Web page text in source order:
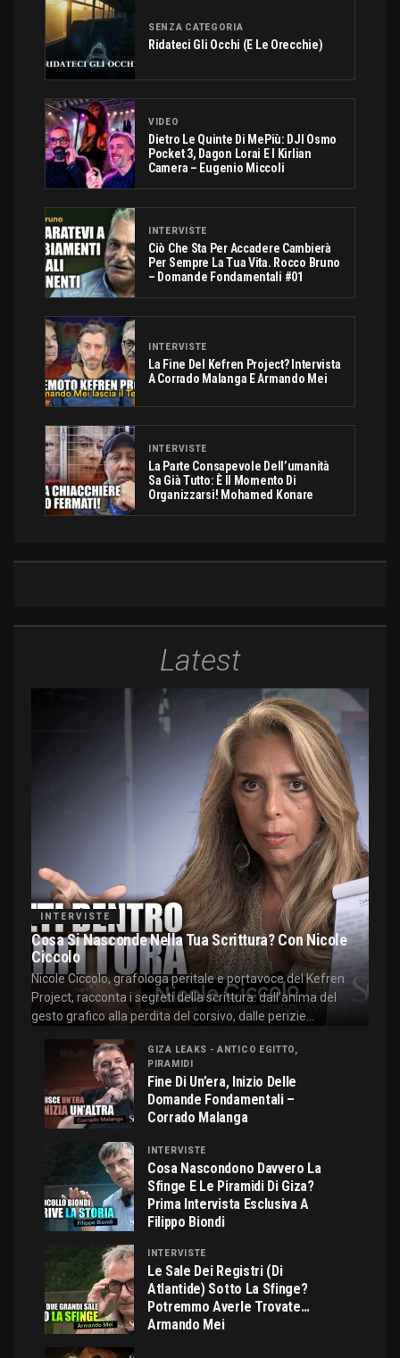
SENZA CATEGORIA
Ridateci Gli Occhi (e Le Orecchie)
VIDEO
Dietro Le Quinte Di MePiù: DJI Osmo
Pocket 3, Dagon Lorai E I Kirlian
Camera – Eugenio Miccoli
INTERVISTE
Ciò Che Sta Per Accadere Cambierà
Per Sempre La Tua Vita. Rocco Bruno
– Domande Fondamentali #01
INTERVISTE
La Fine Del Kefren Project? Intervista
A Corrado Malanga E Armando Mei
INTERVISTE
La Parte Consapevole Dell’umanità
Sa Già Tutto: È Il Momento Di
Organizzarsi! Mohamed Konare
Latest
INTERVISTE
Cosa Si Nasconde Nella Tua Scrittura? Con Nicole
Ciccolo
Nicole Ciccolo, grafologa peritale e portavoce del Kefren
Project, racconta i segreti della scrittura: dall'anima del
gesto grafico alla perdita del corsivo, dalle perizie...
GIZA LEAKS - ANTICO EGITTO,
PIRAMIDI
Fine Di Un’era, Inizio Delle
Domande Fondamentali –
Corrado Malanga
INTERVISTE
Cosa Nascondono Davvero La
Sfinge E Le Piramidi Di Giza?
Prima Intervista Esclusiva A
Filippo Biondi
INTERVISTE
Le Sale Dei Registri (di
Atlantide) Sotto La Sfinge?
Potremmo Averle Trovate…
Armando Mei